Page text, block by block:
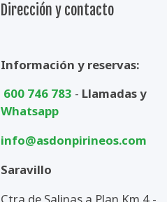
Dirección y contacto
Información y reservas:
600 746 783 - Llamadas y
Whatsapp
info@asdonpirineos.com
Saravillo
Ctra de Salinas a Plan Km.4 -